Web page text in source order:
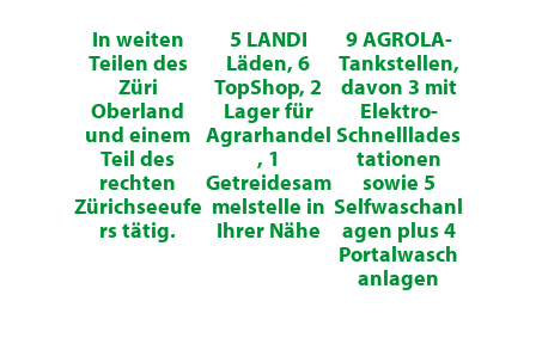
In weiten
Teilen des
Züri
Oberland
und einem
Teil des
rechten
Zürichseeufe
rs tätig.
5 LANDI
Läden, 6
TopShop, 2
Lager für
Agrarhandel
, 1
Getreidesam
melstelle in
Ihrer Nähe
9 AGROLA-
Tankstellen,
davon 3 mit
Elektro-
Schnelllades
tationen
sowie 5
Selfwaschanl
agen plus 4
Portalwasch
anlagen